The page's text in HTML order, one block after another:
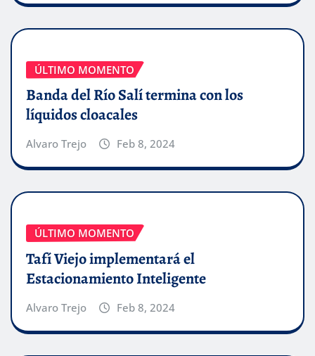
ÚLTIMO MOMENTO
Banda del Río Salí termina con los
líquidos cloacales
Alvaro Trejo Feb 8, 2024
ÚLTIMO MOMENTO
Tafí Viejo implementará el
Estacionamiento Inteligente
Alvaro Trejo Feb 8, 2024